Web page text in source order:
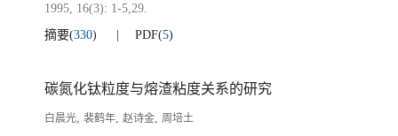
1995, 16(3): 1-5,29.
摘要(330) PDF(5)
碳氮化钛粒度与熔渣粘度关系的研究
白晨光, 裴鹤年, 赵诗金, 周培土